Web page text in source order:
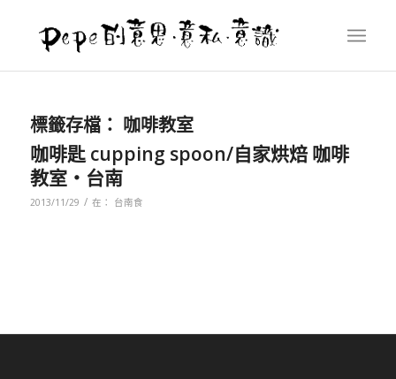
標籤存檔： 咖啡教室
咖啡匙 cupping spoon/自家烘焙 咖啡
教室‧台南
2013/11/29 / 在： 台南食